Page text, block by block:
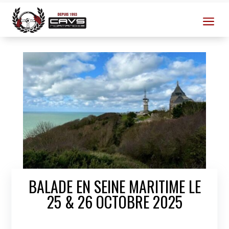
a
BALADE EN SEINE MARITIME LE
25 & 26 OCTOBRE 2025